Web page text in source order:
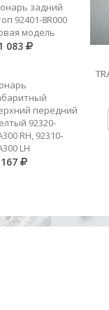
в корзину
задний
92401-8R000
модель
083
передний
92320-
RH, 92310-
LH